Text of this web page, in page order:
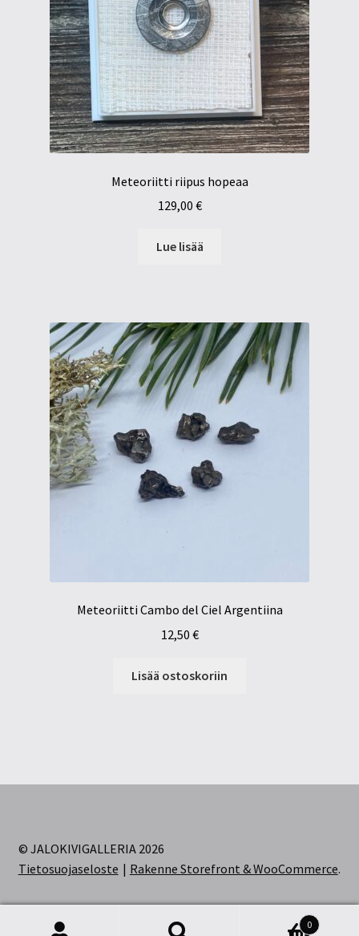
Meteoriitti riipus hopeaa
129,00 €
Lue lisää
Meteoriitti Cambo del Ciel Argentiina
12,50 €
Lisää ostoskoriin
© JALOKIVIGALLERIA 2026
Tietosuojaseloste
Rakenne Storefront & WooCommerce.
0